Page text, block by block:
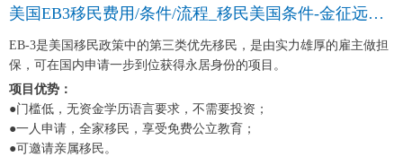
美国EB3移民费用/条件/流程_移民美国条件-金征远皇家移民中介
EB-3是美国移民政策中的第三类优先移民，是由实力雄厚的雇主做担
保，可在国内申请一步到位获得永居身份的项目。
项目优势：
●门槛低，无资金学历语言要求，不需要投资；
●一人申请，全家移民，享受免费公立教育；
●可邀请亲属移民。